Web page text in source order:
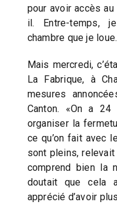
pour avoir accès
il. Entre-temps,
chambre que je
Mais mercredi,
La Fabrique, à
mesures
Canton. «On a
organiser la
ce qu’on fait avec
sont pleins, relevait
comprend bien la
doutait que cela
apprécié d’avoir